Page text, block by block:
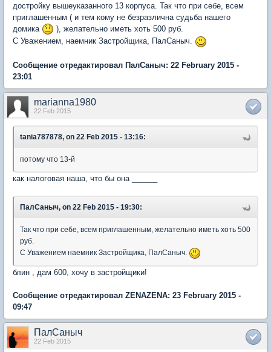
достройку вышеуказанного 13 корпуса. Так что при себе, всем
приглашенным ( и тем кому не безразлична судьба нашего
домика
), желательно иметь хоть 500 руб.
C Уважением, наемник Застройщика, ПалСаныч.
Сообщение отредактировал ПалСаныч: 22 February 2015 -
23:01
marianna1980
22 Feb 2015
tania787878, on 22 Feb 2015 - 13:16:
потому что 13-й
как налоговая наша, что бы она ______
ПалСаныч, on 22 Feb 2015 - 19:30:
Так что при себе, всем приглашенным, желательно иметь хоть 500
руб.
C Уважением наемник Застройщика, ПалСаныч.
блин , дам 600, хочу в застройщики!
Сообщение отредактировал ZENAZENA: 23 February 2015 -
09:47
ПалСаныч
22 Feb 2015